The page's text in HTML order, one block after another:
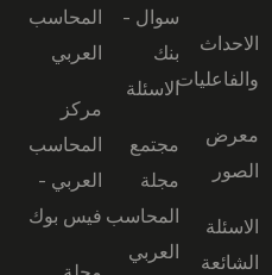
الاحداث
والفاعليات
معرض
الصور
الاسئلة
الشائعة
سوال -
بنك
الاسئلة
مجتمع
مجلة
المحاسب
العربي
المحاسب
العربي
مركز
المحاسب
العربي -
فيس بوك